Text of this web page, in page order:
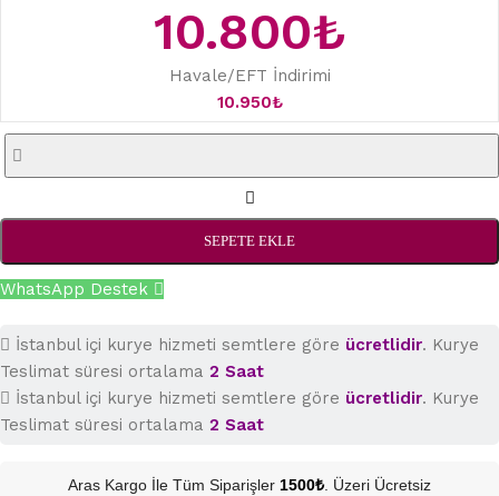
10.800₺
Havale/EFT İndirimi
10.950₺
SEPETE EKLE
WhatsApp Destek
İstanbul içi kurye hizmeti semtlere göre ücretlidir. Kurye
Teslimat süresi ortalama 2 Saat
İstanbul içi kurye hizmeti semtlere göre ücretlidir. Kurye
Teslimat süresi ortalama 2 Saat
Aras Kargo İle Tüm Siparişler 1500₺ . Üzeri Ücretsiz